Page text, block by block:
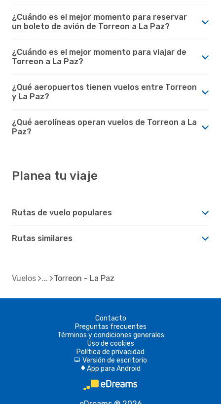
¿Cuándo es el mejor momento para reservar
un boleto de avión de Torreon a La Paz?
¿Cuándo es el mejor momento para viajar de
Torreon a La Paz?
¿Qué aeropuertos tienen vuelos entre Torreon
y La Paz?
¿Qué aerolíneas operan vuelos de Torreon a La
Paz?
Planea tu viaje
Rutas de vuelo populares
Rutas similares
Vuelos Torreon - La Paz
Contacto
Preguntas frecuentes
Términos y condiciones generales
Uso de cookies
Política de privacidad
d Versión de escritorio
A App para Android